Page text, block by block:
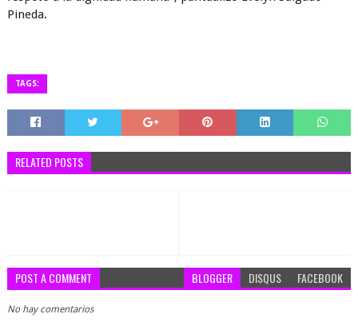
Pineda.
TAGS:
RELATED POSTS
POST A COMMENT BLOGGER DISQUS FACEBOOK
No hay comentarios